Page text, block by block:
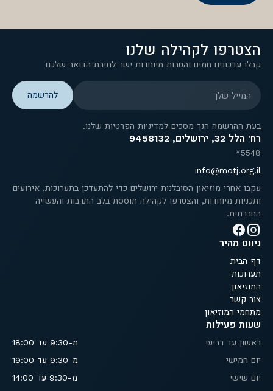
ניווט מהיר
דף הבית
תערוכות
המוזיאון
צור קשר
מתחמי המוזיאון
שעות פעילות
ראשון עד רביעי
מ-9:30 עד 18:00
יום חמישי
מ-9:30 עד 19:00
יום שישי
מ-9:30 עד 14:00
רח' הלל 32, ירושלים, 9458132
5548*
info@motj.org.il
עקבו אחרי מוזיאון הסובלנות ירושלים כדי להתעדכן בתערוכות, אירועים
ותכניות מיוחדות, והצטרפו לקהילה תוססת בלב התרבות והעשייה
החברתית.
הצטרפו לקהילה שלנו
קבלו עדכונים חמים והטבות מיוחדות ישר לתיבת הדואר שלכם
המייל שלך
בעת ההרשמה הנך מסכים למדיניות הפרטיות שלנו.